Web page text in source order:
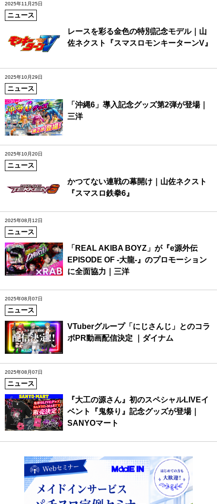
2025年11月25日
ニュース
レースを彩る金色の特別記念モデル｜山
佐ネクスト『スマスロモンキーターンV』
2025年10月29日
ニュース
「沖縄6」導入記念グッズ第2弾が登場｜
三洋
2025年10月20日
ニュース
かつてない連戦の幕開け｜山佐ネクスト
『スマスロ鉄拳6』
2025年08月12日
ニュース
「REAL AKIBA BOYZ」が『e源外伝
EPISODE OF -大龍-』のプロモーション
に全面協力｜三洋
2025年08月07日
ニュース
VTuberグループ「にじさんじ」とのコラ
ボPR動画配信決定 ｜ダイナム
2025年08月07日
ニュース
『大工の源さん』初のスペシャルLIVEイ
ベント『鬼祭り』記念グッズが登場｜
SANYOマート